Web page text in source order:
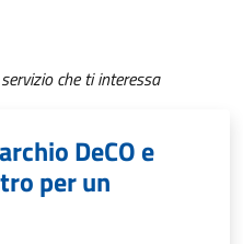
che ti interessa
DeCO e
per un